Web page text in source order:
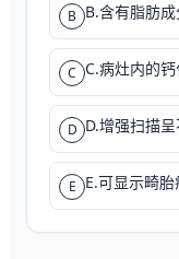
B B.含有脂肪
C C.病灶内的
D D.增强扫描
E E.可显示畸